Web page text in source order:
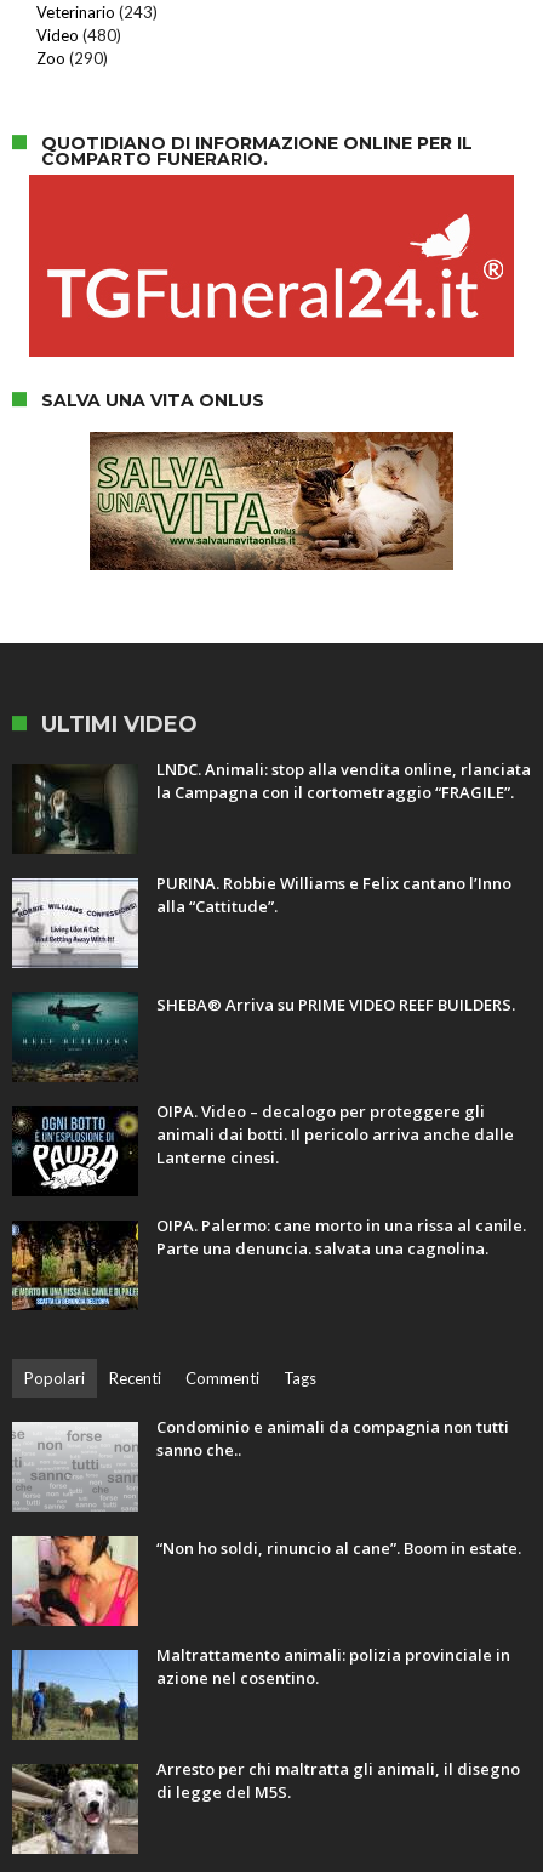
Veterinario (243)
Video (480)
Zoo (290)
QUOTIDIANO DI INFORMAZIONE ONLINE PER IL
COMPARTO FUNERARIO.
SALVA UNA VITA ONLUS
ULTIMI VIDEO
LNDC. Animali: stop alla vendita online, rlanciata
la Campagna con il cortometraggio “FRAGILE”.
PURINA. Robbie Williams e Felix cantano l’Inno
alla “Cattitude”.
SHEBA® Arriva su PRIME VIDEO REEF BUILDERS.
OIPA. Video – decalogo per proteggere gli
animali dai botti. Il pericolo arriva anche dalle
Lanterne cinesi.
OIPA. Palermo: cane morto in una rissa al canile.
Parte una denuncia. salvata una cagnolina.
Popolari Recenti Commenti Tags
Condominio e animali da compagnia non tutti
sanno che..
“Non ho soldi, rinuncio al cane”. Boom in estate.
Maltrattamento animali: polizia provinciale in
azione nel cosentino.
Arresto per chi maltratta gli animali, il disegno
di legge del M5S.